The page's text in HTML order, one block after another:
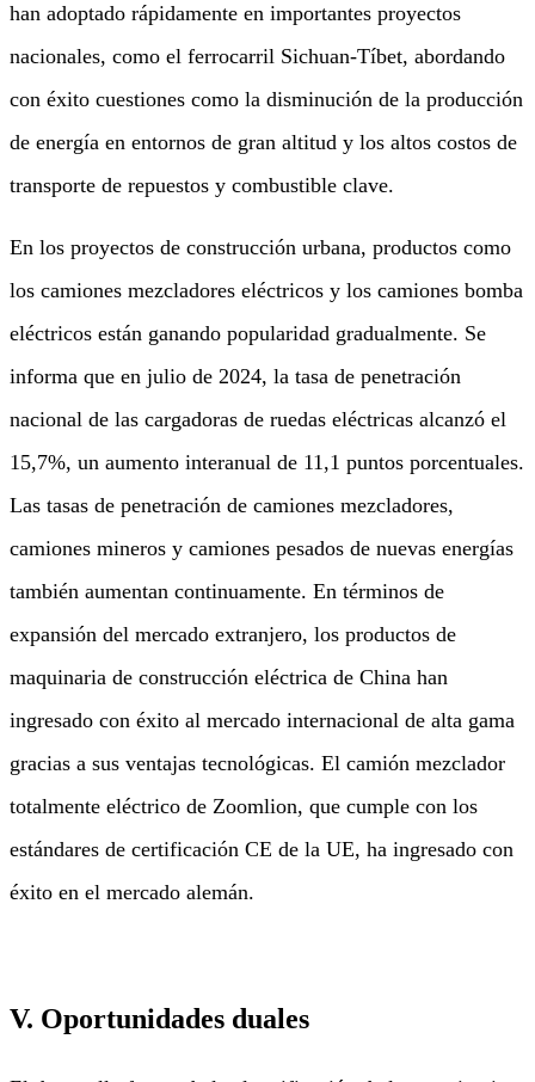
han adoptado rápidamente en importantes proyectos
nacionales, como el ferrocarril Sichuan-Tíbet, abordando
con éxito cuestiones como la disminución de la producción
de energía en entornos de gran altitud y los altos costos de
transporte de repuestos y combustible clave.
En los proyectos de construcción urbana, productos como
los camiones mezcladores eléctricos y los camiones bomba
eléctricos están ganando popularidad gradualmente. Se
informa que en julio de 2024, la tasa de penetración
nacional de las cargadoras de ruedas eléctricas alcanzó el
15,7%, un aumento interanual de 11,1 puntos porcentuales.
Las tasas de penetración de camiones mezcladores,
camiones mineros y camiones pesados ​​de nuevas energías
también aumentan continuamente. En términos de
expansión del mercado extranjero, los productos de
maquinaria de construcción eléctrica de China han
ingresado con éxito al mercado internacional de alta gama
gracias a sus ventajas tecnológicas. El camión mezclador
totalmente eléctrico de Zoomlion, que cumple con los
estándares de certificación CE de la UE, ha ingresado con
éxito en el mercado alemán.
V. Oportunidades duales